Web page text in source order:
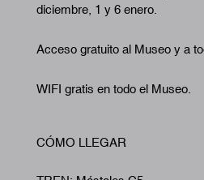
diciembre, 1 y 6 enero.
Acceso gratuito al Museo y a
WIFI gratis en todo el Museo.
CÓMO LLEGAR